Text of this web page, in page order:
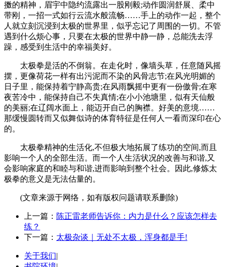
擞的精神，眉宇中隐约流露出一股刚毅;动作圆润舒展、柔中
带刚，一招一式如行云流水般流畅……手上的动作一起，整个
人就立刻沉浸到太极的世界里，似乎忘记了周围的一切。不管
遇到什么烦心事，只要在太极的世界中静一静，总能洗去浮
躁，感受到生活中的幸福美好。
太极拳是活的不倒翁。在走化时，像墙头草，任意随风摇
摆，更像荷花一样有出污泥而不染的风骨志节;在风光明媚的
日子里，能保持着宁静高贵;在风雨飘摇中更有一份傲骨;在寒
夜苦冷中，能保持自己不失真情;在小小池塘里，似有天仙般
的美丽;在辽阔水面上，能迈开自己的胸襟。好美的意境……
那缓慢圆转而又似舞似诗的体育特征是任何人一看而深印在心
的。
太极拳精神的生活化,不但极大地拓展了练功的空间,而且
影响一个人的全部生活。而一个人生活状况的改善与和谐,又
会影响家庭的和睦与和谐,进而影响到整个社会。因此,修炼太
极拳的意义是无法估量的。
(文章来源于网络，如有版权问题请联系删除)
上一篇： 陈正雷老师告诉你：内力是什么？应该怎样去
练？
下一篇： 太极杂谈｜无处不太极，浑身都是手!
关于我们|